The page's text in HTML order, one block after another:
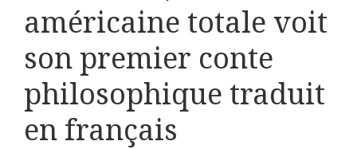
américaine totale voit
son premier conte
philosophique traduit
en français